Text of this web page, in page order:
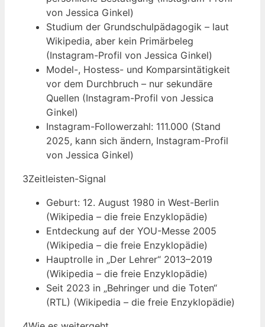
von Jessica Ginkel)
Studium der Grundschulpädagogik – laut
Wikipedia, aber kein Primärbeleg
(Instagram-Profil von Jessica Ginkel)
Model-, Hostess- und Komparsintätigkeit
vor dem Durchbruch – nur sekundäre
Quellen (Instagram-Profil von Jessica
Ginkel)
Instagram-Followerzahl: 111.000 (Stand
2025, kann sich ändern, Instagram-Profil
von Jessica Ginkel)
3Zeitleisten-Signal
Geburt: 12. August 1980 in West-Berlin
(Wikipedia – die freie Enzyklopädie)
Entdeckung auf der YOU-Messe 2005
(Wikipedia – die freie Enzyklopädie)
Hauptrolle in „Der Lehrer“ 2013–2019
(Wikipedia – die freie Enzyklopädie)
Seit 2023 in „Behringer und die Toten“
(RTL) (Wikipedia – die freie Enzyklopädie)